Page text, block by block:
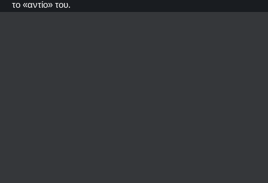
το «αντίο» του.